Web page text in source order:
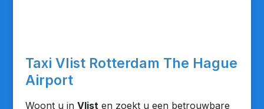
Taxi Vlist Rotterdam The Hague
Airport
Woont u in Vlisten zoekt u een betrouwbare